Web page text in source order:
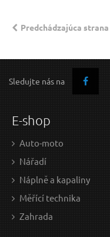
Predchádzajúca strana
Sledujte nás na
E-shop
Auto-moto
Nářadí
Náplně a kapaliny
Měřící technika
Zahrada